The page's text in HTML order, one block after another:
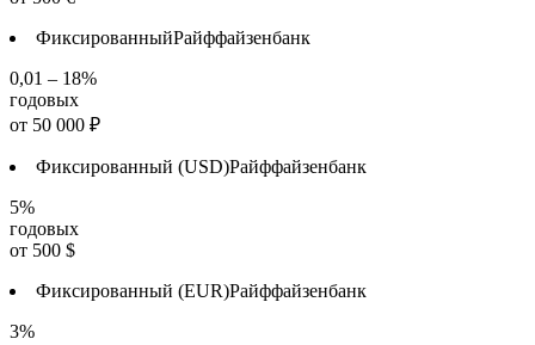
ФиксированныйРайффайзенбанк
0,01 – 18%
годовых
от 50 000 ₽
Фиксированный (USD)Райффайзенбанк
5%
годовых
от 500 $
Фиксированный (EUR)Райффайзенбанк
3%